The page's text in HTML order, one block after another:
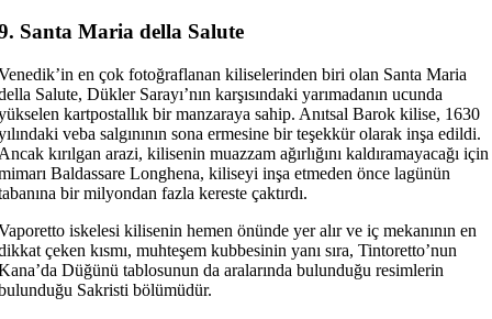
Santa Maria della Salute
en çok fotoğraflanan kiliselerinden biri olan Santa Maria
Salute, Dükler Sarayı’nın karşısındaki yarımadanın ucunda
kartpostallık bir manzaraya sahip. Anıtsal Barok kilise, 1630
veba salgınının sona ermesine bir teşekkür olarak inşa edildi.
kırılgan arazi, kilisenin muazzam ağırlığını kaldıramayacağı için
Baldassare Longhena, kiliseyi inşa etmeden önce lagünün
bir milyondan fazla kereste çaktırdı.
iskelesi kilisenin hemen önünde yer alır ve iç mekanının en
çeken kısmı, muhteşem kubbesinin yanı sıra, Tintoretto’nun
Düğünü tablosunun da aralarında bulunduğu resimlerin
Sakristi bölümüdür.